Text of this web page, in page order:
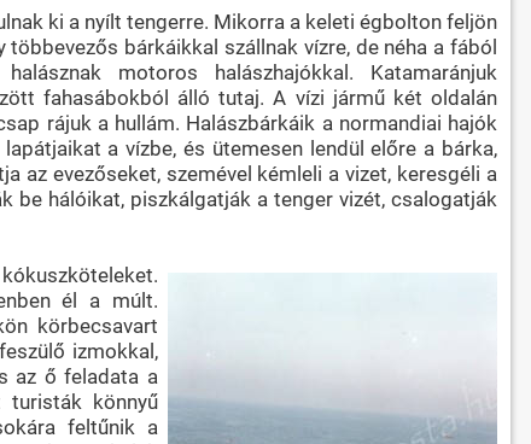
ki a nyílt tengerre. Mikorra a keleti égbolton feljön
bárkáikkal szállnak vízre, de néha a fából
motoros halászhajókkal. Katamaránjuk
fahasábokból álló tutaj. A vízi jármű két oldalán
rájuk a hullám. Halászbárkáik a normandiai hajók
a vízbe, és ütemesen lendül előre a bárka,
az evezőseket, szemével kémleli a vizet, keresgéli a
be hálóikat, piszkálgatják a tenger vizét, csalogatják
él a múlt.
körbecsavart
izmokkal,
az ő feladata a
turisták könnyű
feltűnik a